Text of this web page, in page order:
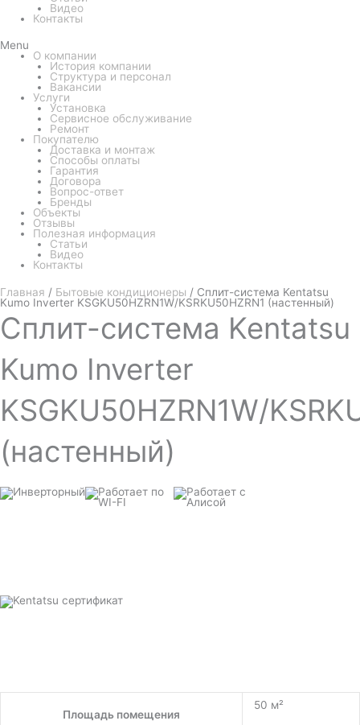
Видео
Контакты
Menu
О компании
История компании
Структура и персонал
Вакансии
Услуги
Установка
Сервисное обслуживание
Ремонт
Покупателю
Доставка и монтаж
Способы оплаты
Гарантия
Договора
Вопрос-ответ
Бренды
Объекты
Отзывы
Полезная информация
Статьи
Видео
Контакты
Главная / Бытовые кондиционеры / Сплит-система Kentatsu
Kumo Inverter KSGKU50HZRN1W/KSRKU50HZRN1 (настенный)
Сплит-система Kentatsu
Kumo Inverter
KSGKU50HZRN1W/
(настенный)
Площадь помещения
50 м²